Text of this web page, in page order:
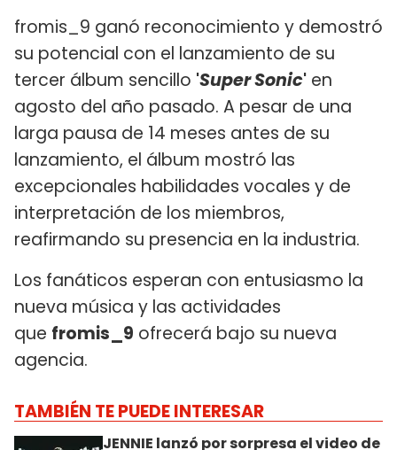
fromis_9 ganó reconocimiento y demostró
su potencial con el lanzamiento de su
tercer álbum sencillo 'Super Sonic' en
agosto del año pasado. A pesar de una
larga pausa de 14 meses antes de su
lanzamiento, el álbum mostró las
excepcionales habilidades vocales y de
interpretación de los miembros,
reafirmando su presencia en la industria.
Los fanáticos esperan con entusiasmo la
nueva música y las actividades
que fromis_9 ofrecerá bajo su nueva
agencia.
TAMBIÉN TE PUEDE INTERESAR
JENNIE lanzó por sorpresa el video de